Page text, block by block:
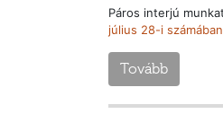
Páros interjú
július 28-i számában
Tovább